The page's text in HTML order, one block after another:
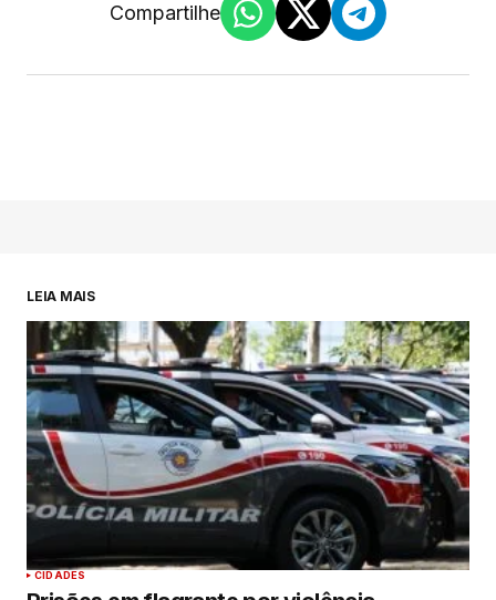
Compartilhe
LEIA MAIS
CIDADES